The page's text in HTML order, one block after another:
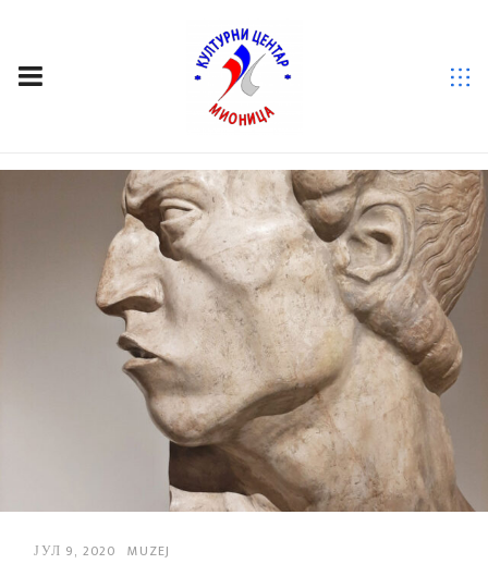
VIRTUELNA TURA DELA IVANA
ЈУЛ 9, 2020 MUZEJ